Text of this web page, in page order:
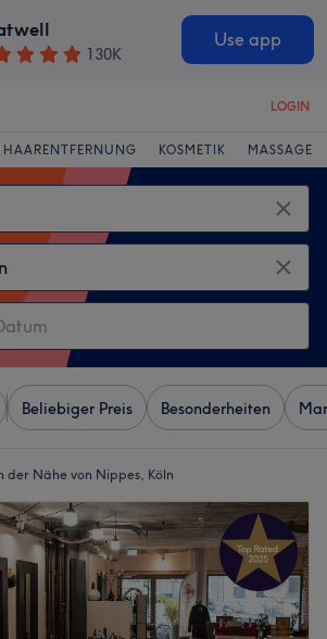
130K
Use app
LOGIN
HAARENTFERNUNG KOSMETIK MASSAGE
Beliebiger Preis Besonderheiten
der Nähe von Nippes, Köln